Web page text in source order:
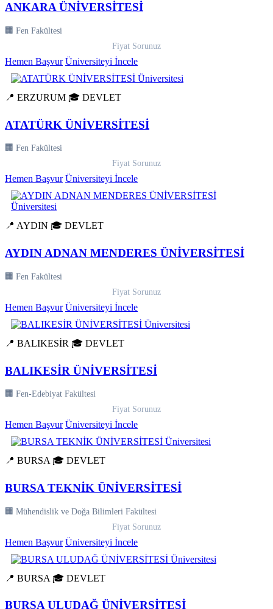
ANKARA ÜNİVERSİTESİ
🏢 Fen Fakültesi
Fiyat Sorunuz
Hemen Başvur Üniversiteyi İncele
📍 ERZURUM 🎓 DEVLET
ATATÜRK ÜNİVERSİTESİ
🏢 Fen Fakültesi
Fiyat Sorunuz
Hemen Başvur Üniversiteyi İncele
📍 AYDIN 🎓 DEVLET
AYDIN ADNAN MENDERES ÜNİVERSİTESİ
🏢 Fen Fakültesi
Fiyat Sorunuz
Hemen Başvur Üniversiteyi İncele
📍 BALIKESİR 🎓 DEVLET
BALIKESİR ÜNİVERSİTESİ
🏢 Fen-Edebiyat Fakültesi
Fiyat Sorunuz
Hemen Başvur Üniversiteyi İncele
📍 BURSA 🎓 DEVLET
BURSA TEKNİK ÜNİVERSİTESİ
🏢 Mühendislik ve Doğa Bilimleri Fakültesi
Fiyat Sorunuz
Hemen Başvur Üniversiteyi İncele
📍 BURSA 🎓 DEVLET
BURSA ULUDAĞ ÜNİVERSİTESİ